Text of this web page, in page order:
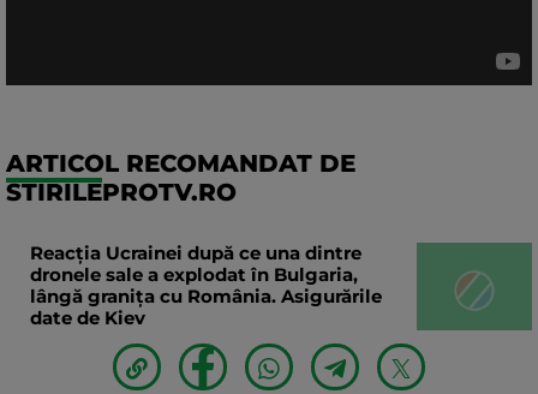
ARTICOL RECOMANDAT DE
STIRILEPROTV.RO
Reacția Ucrainei după ce una dintre
dronele sale a explodat în Bulgaria,
lângă granița cu România. Asigurările
date de Kiev